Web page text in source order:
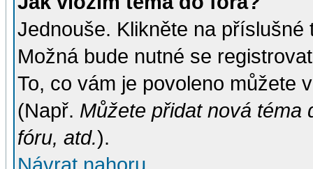
Jednouše. Klikněte na
Možná bude nutné se
To, co vám je povoleno můžete
(Např. Můžete přidat nová téma
fóru, atd.).